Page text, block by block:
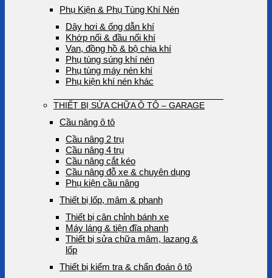
Phụ Kiện & Phụ Tùng Khí Nén
Dây hơi & ống dẫn khí
Khớp nối & đầu nối khí
Van, đồng hồ & bộ chia khí
Phụ tùng súng khí nén
Phụ tùng máy nén khí
Phụ kiện khí nén khác
THIẾT BỊ SỬA CHỮA Ô TÔ – GARAGE
Cầu nâng ô tô
Cầu nâng 2 trụ
Cầu nâng 4 trụ
Cầu nâng cắt kéo
Cầu nâng đỗ xe & chuyên dụng
Phụ kiện cầu nâng
Thiết bị lốp, mâm & phanh
Thiết bị cân chỉnh bánh xe
Máy láng & tiện đĩa phanh
Thiết bị sửa chữa mâm, lazang &
lốp
Thiết bị kiểm tra & chẩn đoán ô tô